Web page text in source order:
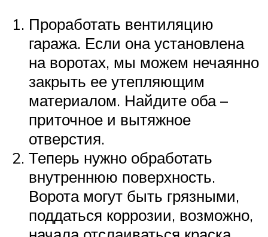
Проработать вентиляцию
гаража. Если она установлена
на воротах, мы можем нечаянно
закрыть ее утепляющим
материалом. Найдите оба –
приточное и вытяжное
отверстия.
Теперь нужно обработать
внутреннюю поверхность.
Ворота могут быть грязными,
поддаться коррозии, возможно,